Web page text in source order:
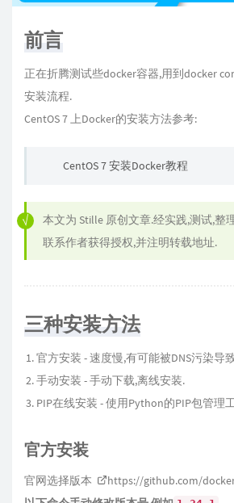
前言
正在折腾测试些docker容器,用到docker
安装流程.
CentOS 7 上Docker的安装方法参考:
CentOS 7 安装Docker教程
本文为 Stille 原创文章.经实践,测试,整
联系作者获得授权,并注明转载地址.
三种安装方法
官方安装 - 速度慢,有可能被DNS污染导
手动安装 - 手动下载,离线安装.
PIP在线安装 - 使用Python的PIP包管理
官方安装
官网选择版本
https://github.com/